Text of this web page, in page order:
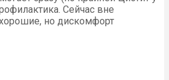
Сейчас вне
но дискомфорт